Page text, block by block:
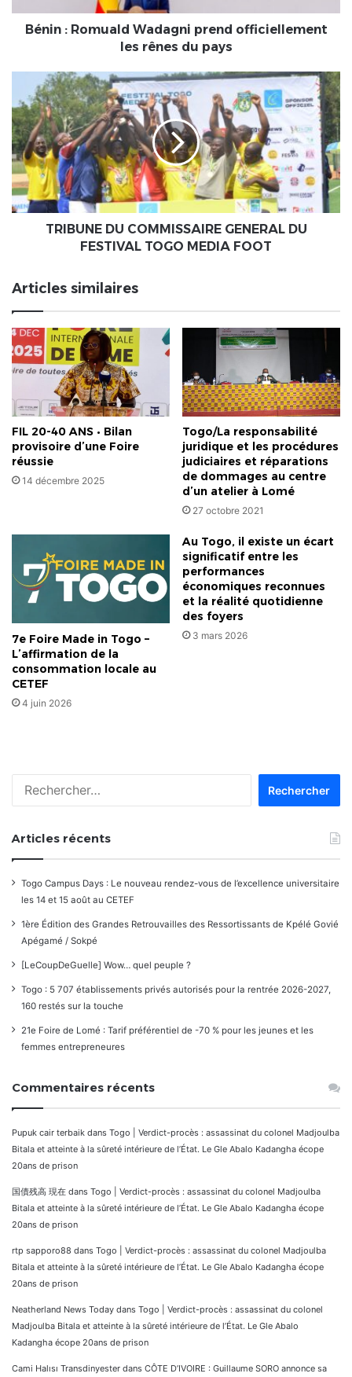
du
paysBénin : Romuald Wadagni prend officiellement
les rênes du pays
TRIBUNE
COMMISSAIRE
GENERAL
DU
FESTIVAL
TOGO
MEDIA
FOOT
TRIBUNE DU COMMISSAIRE GENERAL DU
FESTIVAL TOGO MEDIA FOOT
Articles similaires
FIL 20-40 ANS • Bilan
provisoire d’une Foire
réussie
14 décembre 2025
Togo/La responsabilité
juridique et les procédures
judiciaires et réparations
de dommages au centre
d’un atelier à Lomé
27 octobre 2021
7e Foire Made in Togo –
L’affirmation de la
consommation locale au
CETEF
4 juin 2026
Au Togo, il existe un écart
significatif entre les
performances
économiques reconnues
et la réalité quotidienne
des foyers
3 mars 2026
Articles récents
Togo Campus Days : Le nouveau rendez-vous de l’excellence universitaire
les 14 et 15 août au CETEF
1ère Édition des Grandes Retrouvailles des Ressortissants de Kpélé Govié
Apégamé / Sokpé
[LeCoupDeGuelle] Wow… quel peuple ?
Togo : 5 707 établissements privés autorisés pour la rentrée 2026-2027,
160 restés sur la touche
21e Foire de Lomé : Tarif préférentiel de -70 % pour les jeunes et les
femmes entrepreneures
Commentaires récents
Pupuk cair terbaik dans Togo | Verdict-procès : assassinat du colonel Madjoulba
Bitala et atteinte à la sûreté intérieure de l’État. Le Gle Abalo Kadangha écope
20ans de prison
国債残高 現在 dans Togo | Verdict-procès : assassinat du colonel Madjoulba
Bitala et atteinte à la sûreté intérieure de l’État. Le Gle Abalo Kadangha écope
20ans de prison
rtp sapporo88 dans Togo | Verdict-procès : assassinat du colonel Madjoulba
Bitala et atteinte à la sûreté intérieure de l’État. Le Gle Abalo Kadangha écope
20ans de prison
Neatherland News Today dans Togo | Verdict-procès : assassinat du colonel
Madjoulba Bitala et atteinte à la sûreté intérieure de l’État. Le Gle Abalo
Kadangha écope 20ans de prison
Cami Halısı Transdinyester dans CÔTE D’IVOIRE : Guillaume SORO annonce sa